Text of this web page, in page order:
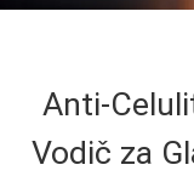
Anti-
Vodič za